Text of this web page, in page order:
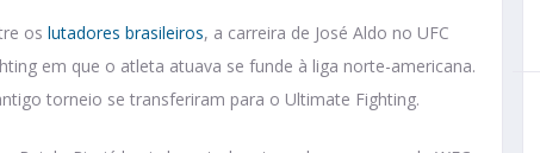
os lutadores brasileiros, a carreira de José Aldo no UFC
em que o atleta atuava se funde à liga norte-americana.
torneio se transferiram para o Ultimate Fighting.